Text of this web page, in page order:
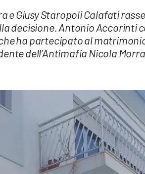
e Giusy Staropoli Calafati
decisione. Antonio Accorinti
ha partecipato al
dell’Antimafia Nicola Morra